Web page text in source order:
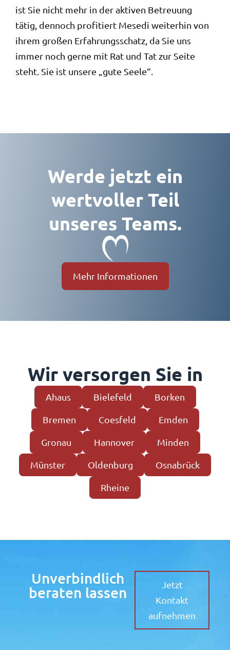
ist Sie nicht mehr in der aktiven Betreuung
tätig, dennoch profitiert Mesedi weiterhin von
ihrem großen Erfahrungsschatz, da Sie uns
immer noch gerne mit Rat und Tat zur Seite
steht. Sie ist unsere „gute Seele“.
Werde jetzt ein
wertvoller Teil
unseres Teams.
Mehr Informationen
Wir versorgen Sie in
Ahaus Bielefeld Borken
Bremen Coesfeld Emden
Gronau Hannover Minden
Münster Oldenburg Osnabrück
Rheine
Unverbindlich
beraten lassen
Jetzt
Kontakt
aufnehmen